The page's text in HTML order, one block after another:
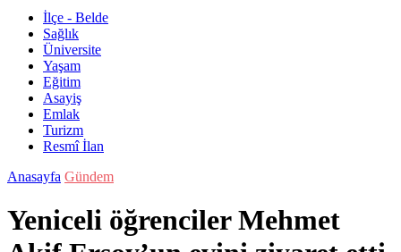
İlçe - Belde
Sağlık
Üniversite
Yaşam
Eğitim
Asayiş
Emlak
Turizm
Resmî İlan
Anasayfa Gündem
Yeniceli öğrenciler Mehmet